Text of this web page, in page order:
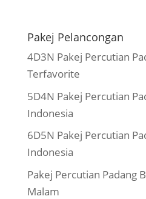
Pakej Pelancongan
4D3N Pakej Percutian
Terfavorite
5D4N Pakej Percutian
Indonesia
6D5N Pakej Percutian
Indonesia
Pakej Percutian Padang
Malam